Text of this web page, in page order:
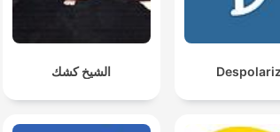
الشيخ كشك